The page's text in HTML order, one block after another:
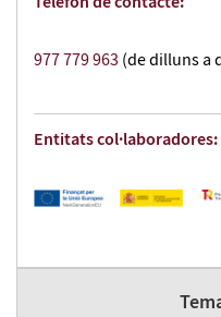
977 779 963 (de dilluns a
Entitats col·laboradores: